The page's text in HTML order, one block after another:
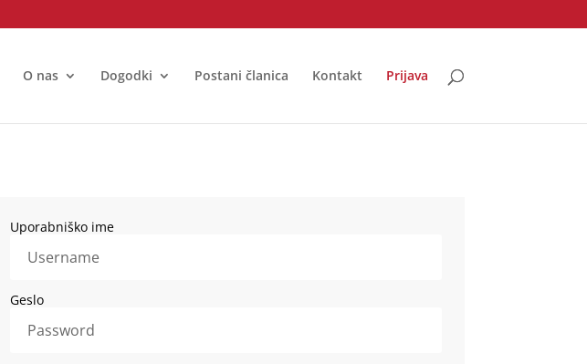
O nas Dogodki Postani članica Kontakt Prijava